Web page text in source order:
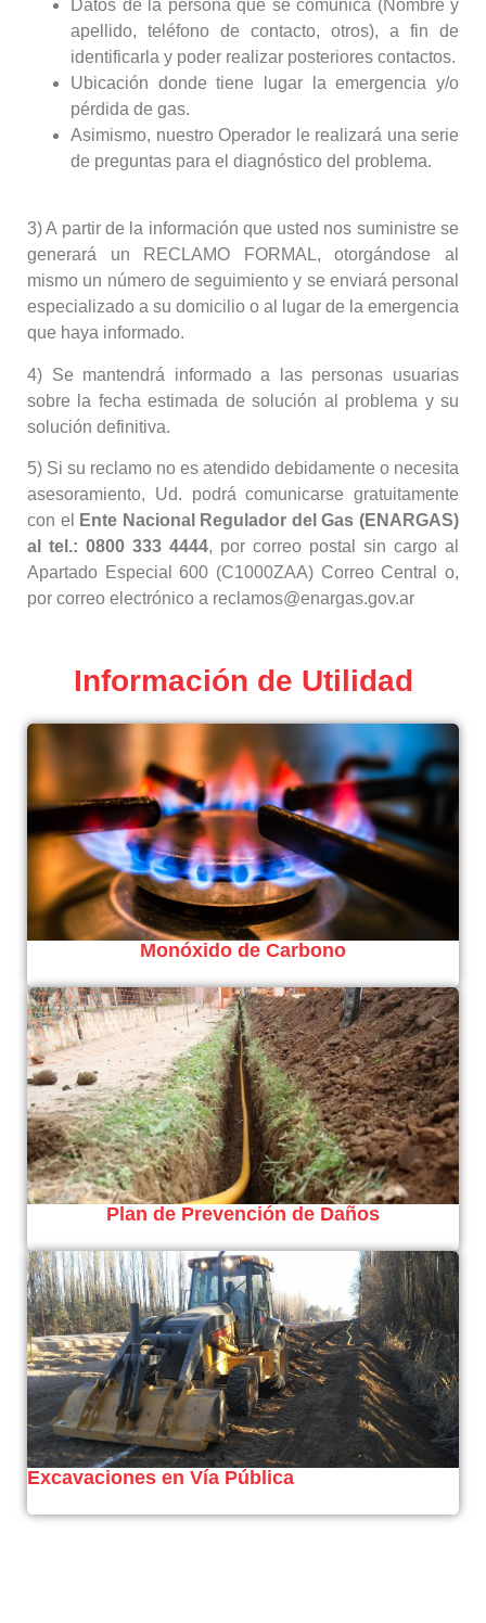
Datos de la persona que se comunica (Nombre y
apellido, teléfono de contacto, otros), a fin de
identificarla y poder realizar posteriores contactos.
Ubicación donde tiene lugar la emergencia y/o
pérdida de gas.
Asimismo, nuestro Operador le realizará una serie
de preguntas para el diagnóstico del problema.
3) A partir de la información que usted nos suministre se
generará un RECLAMO FORMAL, otorgándose al
mismo un número de seguimiento y se enviará personal
especializado a su domicilio o al lugar de la emergencia
que haya informado.
4) Se mantendrá informado a las personas usuarias
sobre la fecha estimada de solución al problema y su
solución definitiva.
5) Si su reclamo no es atendido debidamente o necesita
asesoramiento, Ud. podrá comunicarse gratuitamente
con el
Ente Nacional Regulador del Gas (ENARGAS)
al tel.: 0800 333 4444, por correo postal sin cargo al
Apartado Especial 600 (C1000ZAA) Correo Central o,
por correo electrónico a reclamos@enargas.gov.ar
Información de Utilidad
Monóxido de Carbono
Plan de Prevención de Daños
Excavaciones en Vía Pública